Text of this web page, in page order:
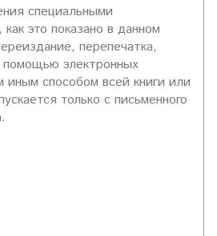
специальными
это показано в данном
перепечатка,
помощью электронных
способом всей книги или
только с письменного